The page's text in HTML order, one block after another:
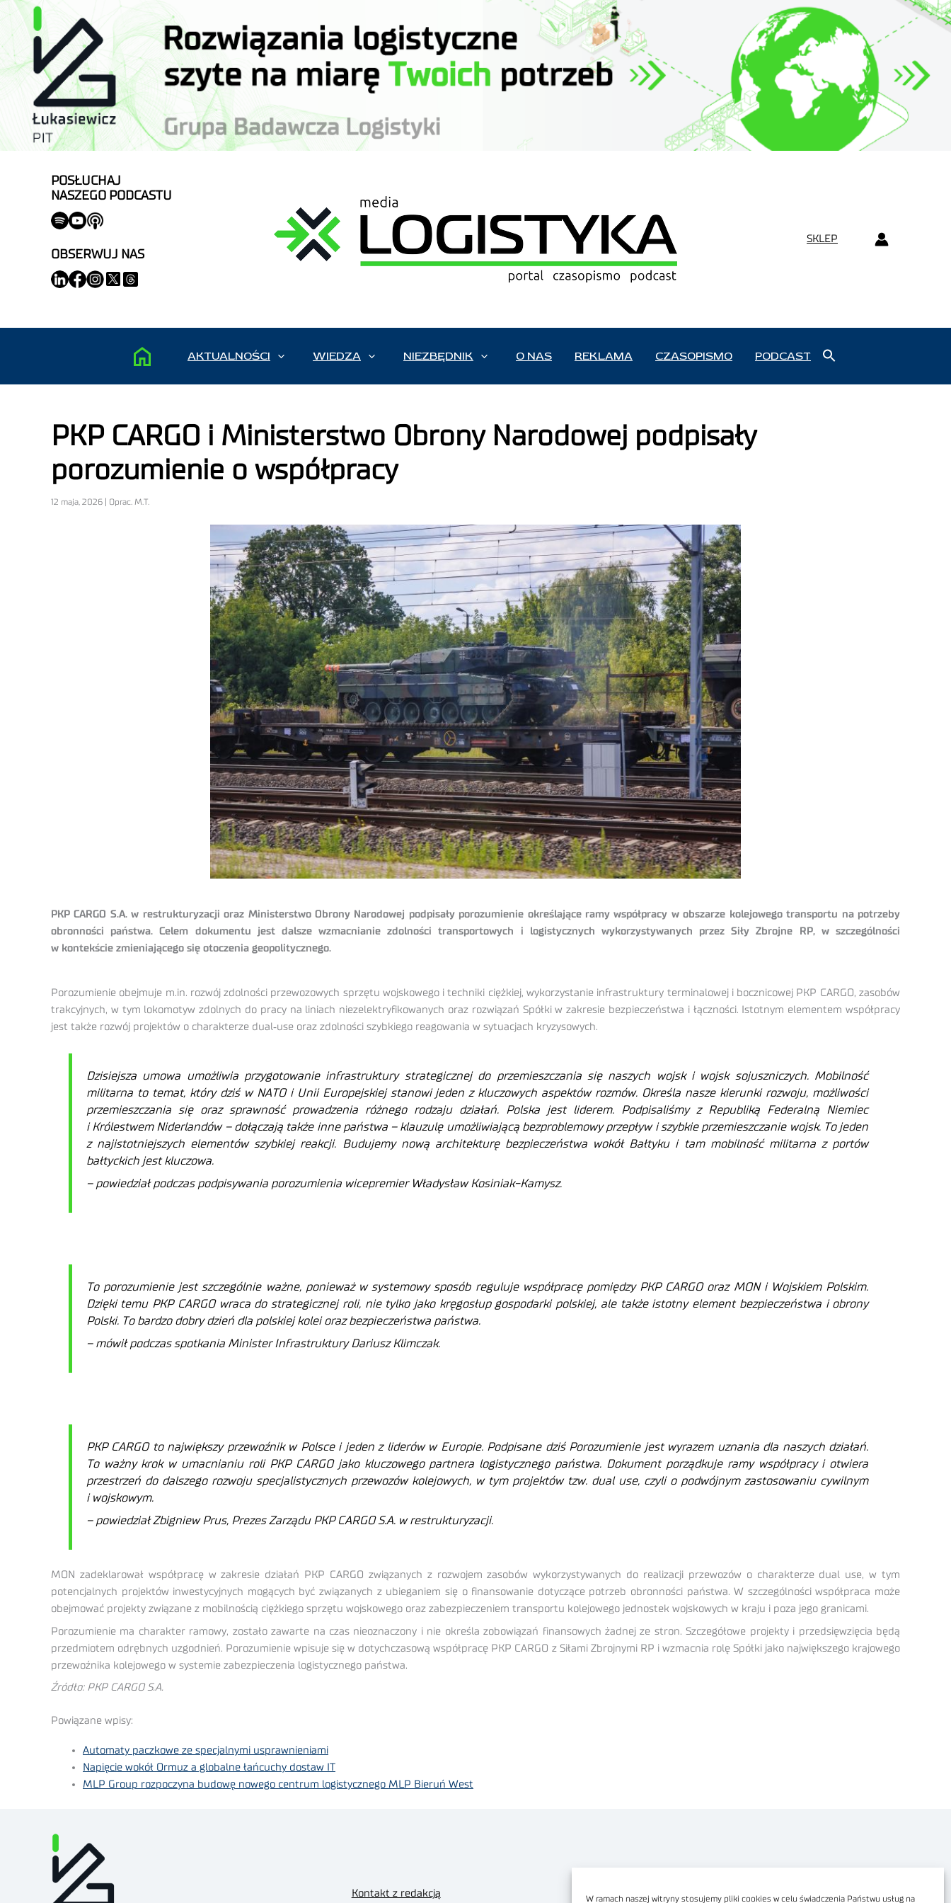
W ramach naszej witryny stosujemy pliki cookies w celu świadczenia Państwu usług na
POSŁUCHAJ
NASZEGO PODCASTU
OBSERWUJ NAS
SKLEP
AKTUALNOŚCI WIEDZA NIEZBĘDNIK O NAS REKLAMA CZASOPISMO PODCAST
PKP CARGO i Ministerstwo Obrony Narodowej podpisały
porozumienie o współpracy
12 maja, 2026 | Oprac. M.T.
PKP CARGO S.A. w restrukturyzacji oraz Ministerstwo Obrony Narodowej podpisały porozumienie określające ramy współpracy w obszarze kolejowego transportu na potrzeby
obronności państwa. Celem dokumentu jest dalsze wzmacnianie zdolności transportowych i logistycznych wykorzystywanych przez Siły Zbrojne RP, w szczególności
w kontekście zmieniającego się otoczenia geopolitycznego.
Porozumienie obejmuje m.in. rozwój zdolności przewozowych sprzętu wojskowego i techniki ciężkiej, wykorzystanie infrastruktury terminalowej i bocznicowej PKP CARGO, zasobów
trakcyjnych, w tym lokomotyw zdolnych do pracy na liniach niezelektryfikowanych oraz rozwiązań Spółki w zakresie bezpieczeństwa i łączności. Istotnym elementem współpracy
jest także rozwój projektów o charakterze dual‑use oraz zdolności szybkiego reagowania w sytuacjach kryzysowych.
Dzisiejsza umowa umożliwia przygotowanie infrastruktury strategicznej do przemieszczania się naszych wojsk i wojsk sojuszniczych. Mobilność
militarna to temat, który dziś w NATO i Unii Europejskiej stanowi jeden z kluczowych aspektów rozmów. Określa nasze kierunki rozwoju, możliwości
przemieszczania się oraz sprawność prowadzenia różnego rodzaju działań. Polska jest liderem. Podpisaliśmy z Republiką Federalną Niemiec
i Królestwem Niderlandów – dołączają także inne państwa – klauzulę umożliwiającą bezproblemowy przepływ i szybkie przemieszczanie wojsk. To jeden
z najistotniejszych elementów szybkiej reakcji. Budujemy nową architekturę bezpieczeństwa wokół Bałtyku i tam mobilność militarna z portów
bałtyckich jest kluczowa.
– powiedział podczas podpisywania porozumienia wicepremier Władysław Kosiniak-Kamysz.
To porozumienie jest szczególnie ważne, ponieważ w systemowy sposób reguluje współpracę pomiędzy PKP CARGO oraz MON i Wojskiem Polskim.
Dzięki temu PKP CARGO wraca do strategicznej roli, nie tylko jako kręgosłup gospodarki polskiej, ale także istotny element bezpieczeństwa i obrony
Polski. To bardzo dobry dzień dla polskiej kolei oraz bezpieczeństwa państwa.
– mówił podczas spotkania Minister Infrastruktury Dariusz Klimczak.
PKP CARGO to największy przewoźnik w Polsce i jeden z liderów w Europie. Podpisane dziś Porozumienie jest wyrazem uznania dla naszych działań.
To ważny krok w umacnianiu roli PKP CARGO jako kluczowego partnera logistycznego państwa. Dokument porządkuje ramy współpracy i otwiera
przestrzeń do dalszego rozwoju specjalistycznych przewozów kolejowych, w tym projektów tzw. dual use, czyli o podwójnym zastosowaniu cywilnym
i wojskowym.
– powiedział Zbigniew Prus, Prezes Zarządu PKP CARGO S.A. w restrukturyzacji.
MON zadeklarował współpracę w zakresie działań PKP CARGO związanych z rozwojem zasobów wykorzystywanych do realizacji przewozów o charakterze dual use, w tym
potencjalnych projektów inwestycyjnych mogących być związanych z ubieganiem się o finansowanie dotyczące potrzeb obronności państwa. W szczególności współpraca może
obejmować projekty związane z mobilnością ciężkiego sprzętu wojskowego oraz zabezpieczeniem transportu kolejowego jednostek wojskowych w kraju i poza jego granicami.
Porozumienie ma charakter ramowy, zostało zawarte na czas nieoznaczony i nie określa zobowiązań finansowych żadnej ze stron. Szczegółowe projekty i przedsięwzięcia będą
przedmiotem odrębnych uzgodnień. Porozumienie wpisuje się w dotychczasową współpracę PKP CARGO z Siłami Zbrojnymi RP i wzmacnia rolę Spółki jako największego krajowego
przewoźnika kolejowego w systemie zabezpieczenia logistycznego państwa.
Źródło: PKP CARGO S.A.
Powiązane wpisy:
Automaty paczkowe ze specjalnymi usprawnieniami
Napięcie wokół Ormuz a globalne łańcuchy dostaw IT
MLP Group rozpoczyna budowę nowego centrum logistycznego MLP Bieruń West
Kontakt z redakcją Dostępność cyfrowa